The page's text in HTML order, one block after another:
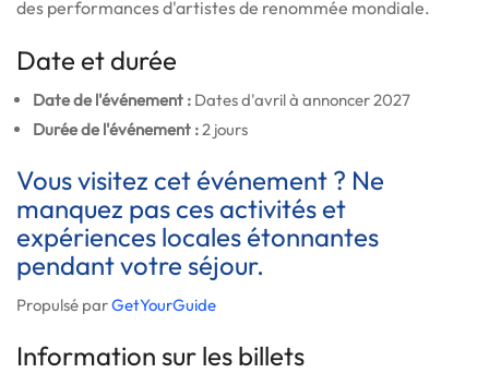
des performances d'artistes de renommée mondiale.
Date et durée
Date de l'événement : Dates d'avril à annoncer 2027
Durée de l'événement :2 jours
Vous visitez cet événement ? Ne
manquez pas ces activités et
expériences locales étonnantes
pendant votre séjour.
Propulsé parGetYourGuide
Information sur les billets